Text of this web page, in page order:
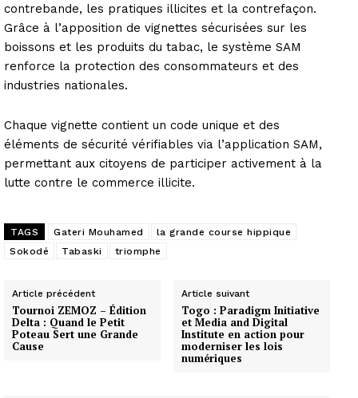
contrebande, les pratiques illicites et la contrefaçon.
Grâce à l’apposition de vignettes sécurisées sur les
boissons et les produits du tabac, le système SAM
renforce la protection des consommateurs et des
industries nationales.
Chaque vignette contient un code unique et des
éléments de sécurité vérifiables via l’application SAM,
permettant aux citoyens de participer activement à la
lutte contre le commerce illicite.
TAGS Gateri Mouhamed
la grande course hippique
Sokodé
Tabaski triomphe
Article précédent
Tournoi ZEMOZ – Édition
Delta : Quand le Petit
Poteau Sert une Grande
Cause
Article suivant
Togo : Paradigm Initiative
et Media and Digital
Institute en action pour
moderniser les lois
numériques